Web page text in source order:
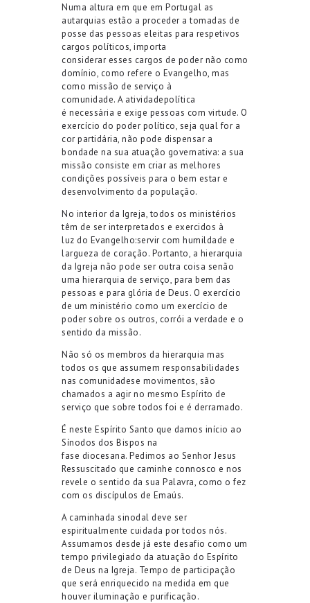
Numa altura em que em Portugal as
autarquias estão a proceder a tomadas de
posse das pessoas eleitas para respetivos
cargos políticos, importa
considerar esses cargos de poder não como
domínio, como refere o Evangelho, mas
como missão de serviço à
comunidade. A atividadepolítica
é necessária e exige pessoas com virtude. O
exercício do poder político, seja qual for a
cor partidária, não pode dispensar a
bondade na sua atuação governativa: a sua
missão consiste em criar as melhores
condições possíveis para o bem estar e
desenvolvimento da população.
No interior da Igreja, todos os ministérios
têm de ser interpretados e exercidos à
luz do Evangelho:servir com humildade e
largueza de coração. Portanto, a hierarquia
da Igreja não pode ser outra coisa senão
uma hierarquia de serviço, para bem das
pessoas e para glória de Deus. O exercício
de um ministério como um exercício de
poder sobre os outros, corrói a verdade e o
sentido da missão.
Não só os membros da hierarquia mas
todos os que assumem responsabilidades
nas comunidadese movimentos, são
chamados a agir no mesmo Espírito de
serviço que sobre todos foi e é derramado.
É neste Espírito Santo que damos início ao
Sínodos dos Bispos na
fase diocesana. Pedimos ao Senhor Jesus
Ressuscitado que caminhe connosco e nos
revele o sentido da sua Palavra, como o fez
com os discípulos de Emaús.
A caminhada sinodal deve ser
espiritualmente cuidada por todos nós.
Assumamos desde já este desafio como um
tempo privilegiado da atuação do Espírito
de Deus na Igreja. Tempo de participação
que será enriquecido na medida em que
houver iluminação e purificação.